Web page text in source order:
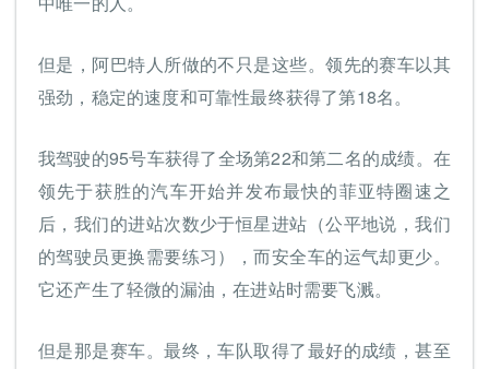
但是，阿巴特人所做的不只是这些。领先的赛车以其
强劲，稳定的速度和可靠性最终获得了第18名。
我驾驶的95号车获得了全场第22和第二名的成绩。在
领先于获胜的汽车开始并发布最快的菲亚特圈速之
后，我们的进站次数少于恒星进站（公平地说，我们
的驾驶员更换需要练习），而安全车的运气却更少。
它还产生了轻微的漏油，在进站时需要飞溅。
但是那是赛车。最终，车队取得了最好的成绩，甚至